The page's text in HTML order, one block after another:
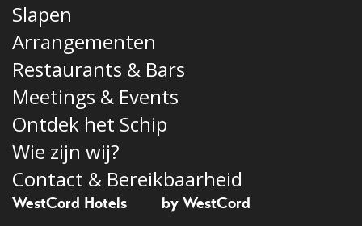
Slapen
Arrangementen
Restaurants & Bars
Meetings & Events
Ontdek het Schip
Wie zijn wij?
Contact & Bereikbaarheid
WestCord Hotels by WestCord